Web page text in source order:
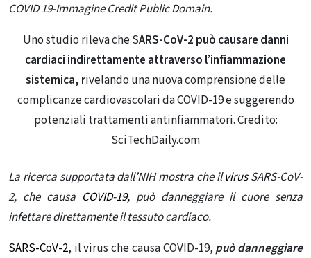
COVID 19-Immagine Credit Public Domain.
Uno studio rileva che SARS-CoV-2 può causare danni
cardiaci indirettamente attraverso l’infiammazione
sistemica, rivelando una nuova comprensione delle
complicanze cardiovascolari da COVID-19 e suggerendo
potenziali trattamenti antinfiammatori. Credito:
SciTechDaily.com
La ricerca supportata dall’NIH mostra che ilvirusSARS-CoV-
2, che causa COVID-19, può danneggiare il cuore senza
infettare direttamente il tessuto cardiaco.
SARS-CoV-2, il virus che causa COVID-19,può danneggiare